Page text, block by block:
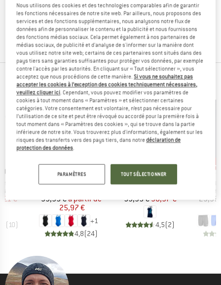
options suivantes :
» Revenez à la page précédenteet réessayez en réduisant le
nombre de filtres.
NOS BEST-SELLERS POUR VOUS
réduit
€
(10)
MARQUE
SPEEDO
Article
Women's Eco Endurance+ Medalist
Prix
39,95 € Prix réduit
à partir de
25,97 €
+1
4,8(24)
Jusqu'à -35 %
MARQUE
SPEEDO
Article
Women's Hyperboom Splice Tankini Set
Prix
59,95 €Prix réduit
38,97 €
4,5(2)
29,95
Nous utilisons des cookies et des technologies comparables afin de garantir
les fonctions nécessaires de notre site web. Par ailleurs, nous proposons des
services et des fonctions supplémentaires, nous analysons notre flux de
données afin de personnaliser le contenu et la publicité et nous fournissons
des fonctions médias sociaux. Cela permet également à nos partenaires de
médias sociaux, de publicité et d'analyse de s'informer sur la manière dont
vous utilisez notre site web; certains de ces partenaires sont situés dans des
pays tiers sans garanties suffisantes pour protéger vos données, par exemple
contre l'accès par les autorités. En cliquant sur « Tout sélectionner », vous
acceptez que nous procédions de cette manière.Si vous ne souhaitez pas
accepter les cookies à l’exception des cookies techniquement nécessaires,
veuillez cliquer ici. Cependant, vous pouvez modifier vos paramètres de
cookies à tout moment dans « Paramètres » et sélectionner certaines
catégories. Votre consentement est volontaire, n’est pas nécessaire pour
l’utilisation de ce site et peut être révoqué ou accordé pour la première fois à
tout moment dans « Paramètres des cookies », qui se trouve dans la partie
inférieure de notre site. Vous trouverez plus d'informations, également sur les
risques des transferts vers des pays tiers, dans notredéclaration de
protection des données.
PARAMÈTRES TOUT SÉLECTIONNER